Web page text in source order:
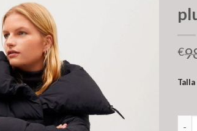
€
Talla